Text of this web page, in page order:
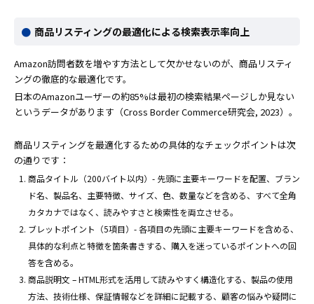
商品リスティングの最適化による検索表示率向上
Amazon訪問者数を増やす方法として欠かせないのが、商品リスティ
ングの徹底的な最適化です。
日本のAmazonユーザーの約85%は最初の検索結果ページしか見ない
というデータがあります（Cross Border Commerce研究会, 2023）。
商品リスティングを最適化するための具体的なチェックポイントは次
の通りです：
商品タイトル（200バイト以内）- 先頭に主要キーワードを配置、ブラン
ド名、製品名、主要特徴、サイズ、色、数量などを含める、すべて全角
カタカナではなく、読みやすさと検索性を両立させる。
ブレットポイント（5項目）- 各項目の先頭に主要キーワードを含める、
具体的な利点と特徴を箇条書きする、購入を迷っているポイントへの回
答を含める。
商品説明文 – HTML形式を活用して読みやすく構造化する、製品の使用
方法、技術仕様、保証情報などを詳細に記載する、顧客の悩みや疑問に